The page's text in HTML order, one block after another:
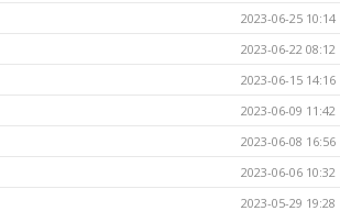
2023-06-25 10:14
2023-06-22 08:12
2023-06-15 14:16
2023-06-09 11:42
2023-06-08 16:56
2023-06-06 10:32
2023-05-29 19:28